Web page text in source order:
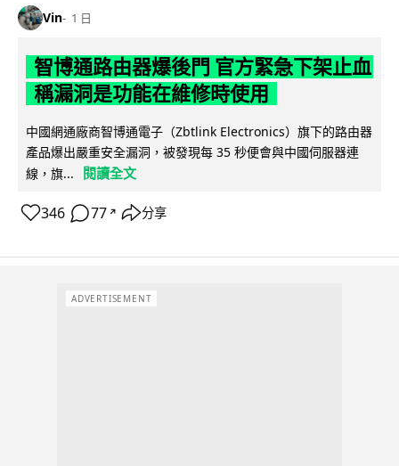
Vin 1 日
智博通路由器爆後門 官方緊急下架止血
稱漏洞是功能在維修時使用
中國網通廠商智博通電子（Zbtlink Electronics）旗下的路由器
產品爆出嚴重安全漏洞，被發現每 35 秒便會與中國伺服器連
線，旗...
閱讀全文
346 77 ↗ 分享
ADVERTISEMENT